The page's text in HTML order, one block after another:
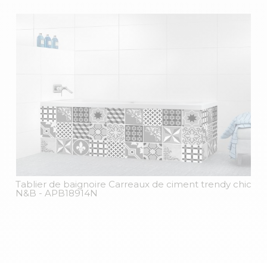
Tablier de baignoire Carreaux de ciment trendy chic
N&B - APB18914N